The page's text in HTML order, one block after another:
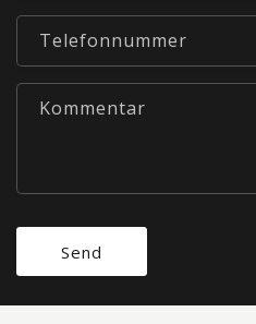
Telefonnummer
Kommentar
Send